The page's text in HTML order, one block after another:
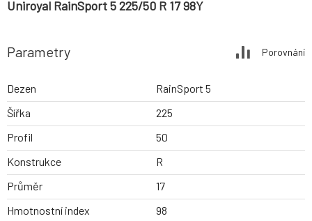
Uniroyal RainSport 5 225/50 R 17 98Y
Parametry Porovnání
Dezen
RainSport 5
Šířka
225
Profil
50
Konstrukce
R
Průměr
17
Hmotnostní index
98